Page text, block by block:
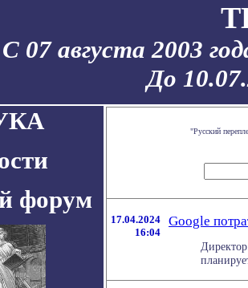
С 07 августа 2003
До
форум
"Русский
17.04.2024
16:04
Google